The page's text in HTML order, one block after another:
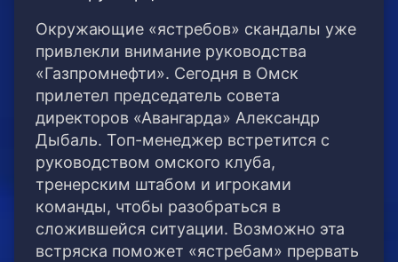
Окружающие «ястребов» скандалы уже
привлекли внимание руководства
«Газпромнефти». Сегодня в Омск
прилетел председатель совета
директоров «Авангарда» Александр
Дыбаль. Топ-менеджер встретится с
руководством омского клуба,
тренерским штабом и игроками
команды, чтобы разобраться в
сложившейся ситуации. Возможно эта
встряска поможет «ястребам» прервать